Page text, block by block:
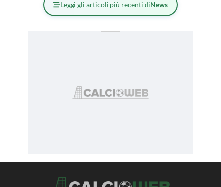
Leggi gli articoli più recenti diNews